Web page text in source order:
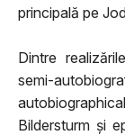
principală pe
Dintre
semi-
Bildersturm și